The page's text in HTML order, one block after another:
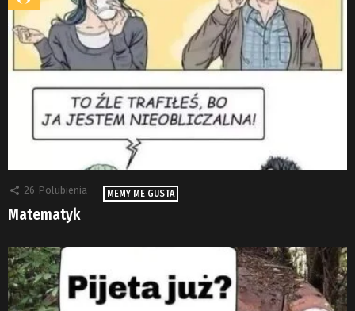
26 Polubienia MEMY ME GUSTA
Matematyk